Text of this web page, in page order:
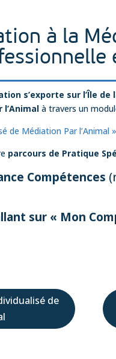
à la
s’exporte sur l’Île de
à travers un
de Médiation Par l’Animal »
parcours de Pratique
Compétences
sur « Mon
de